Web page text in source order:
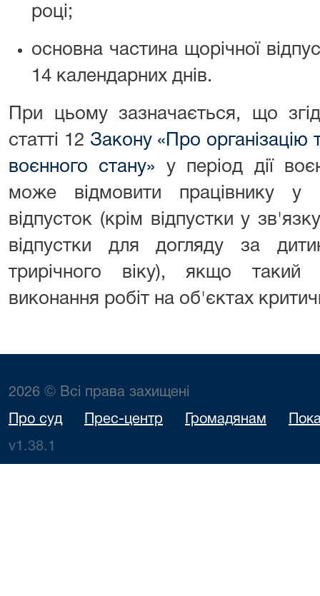
році;
основна частина щорічної
14 календарних днів.
При цьому зазначається, що
статті 12 Закону «Про організацію
воєнного стану» у період дії
може відмовити працівнику у
відпусток (крім відпустки у
відпустки для догляду за
трирічного віку), якщо такий
виконання робіт на об'єктах
2026 © Всі права захищені
Про суд Прес-центр Громадянам
v1.38.1